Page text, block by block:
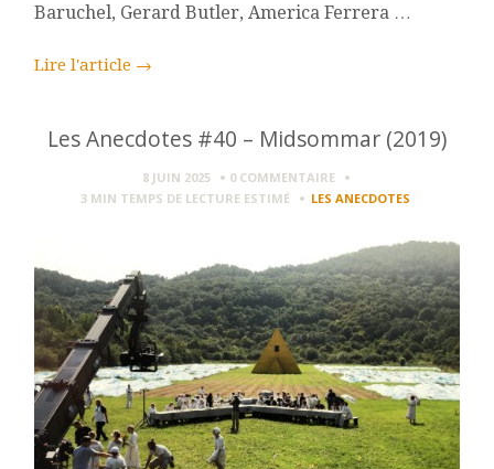
Baruchel, Gerard Butler, America Ferrera …
Lire l'article →
Les Anecdotes #40 – Midsommar (2019)
8 JUIN 2025
0 COMMENTAIRE
3 MIN TEMPS DE LECTURE ESTIMÉ LES ANECDOTES